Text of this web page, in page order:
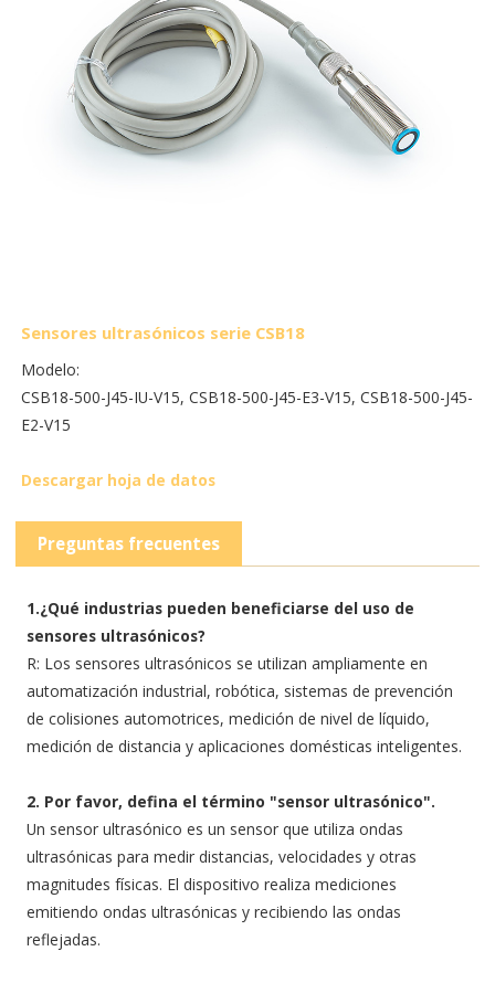
Sensores ultrasónicos serie CSB18
Modelo:
CSB18-500-J45-IU-V15, CSB18-500-J45-E3-V15, CSB18-500-J45-
E2-V15
Descargar hoja de datos
Preguntas frecuentes
1.¿Qué industrias pueden beneficiarse del uso de
sensores ultrasónicos?
R: Los sensores ultrasónicos se utilizan ampliamente en
automatización industrial, robótica, sistemas de prevención
de colisiones automotrices, medición de nivel de líquido,
medición de distancia y aplicaciones domésticas inteligentes.
2. Por favor, defina el término "sensor ultrasónico".
Un sensor ultrasónico es un sensor que utiliza ondas
ultrasónicas para medir distancias, velocidades y otras
magnitudes físicas. El dispositivo realiza mediciones
emitiendo ondas ultrasónicas y recibiendo las ondas
reflejadas.